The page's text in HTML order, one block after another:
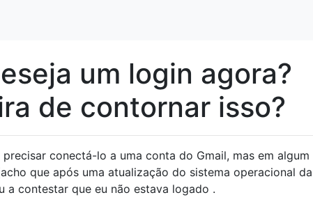
um login agora?
de contornar isso?
conectá-lo a uma conta do Gmail, mas em algum
que após uma atualização do sistema operacional da
a contestar que eu não estava logado .